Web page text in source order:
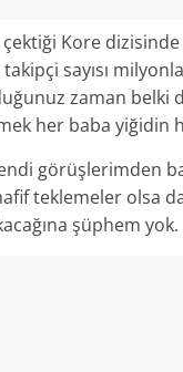
Kore
sayısı
zaman
her baba yiğidin
görüşlerimden
teklemeler olsa
şüphem yok.